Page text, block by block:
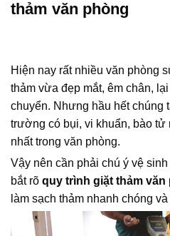
thảm văn phòng
Hiện nay rất nhiều văn phòng
thảm vừa đẹp mắt, êm chân,
chuyển. Nhưng hầu hết chúng
trường có bụi, vi khuẩn, bào tử
nhất trong văn phòng.
Vậy nên cần phải chú ý vệ
bắt rõ quy trình giặt thảm văn
làm sạch thảm nhanh chóng